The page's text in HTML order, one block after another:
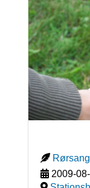
2009-